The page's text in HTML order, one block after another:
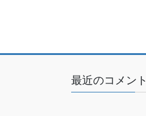
最近のコメント